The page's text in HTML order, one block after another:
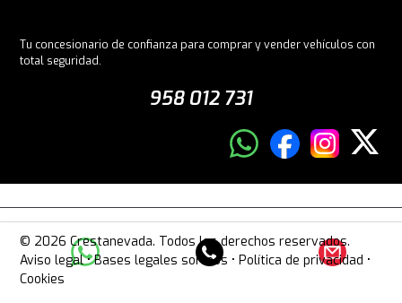
Tu concesionario de confianza para comprar y vender vehículos con
total seguridad.
958 012 731
© 2026 Crestanevada. Todos los derechos reservados.
Aviso legal•Bases legales sorteos •Política de privacidad •
Cookies